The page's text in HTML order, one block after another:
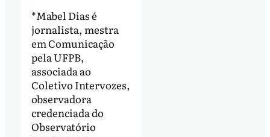
*Mabel Dias é
jornalista, mestra
em Comunicação
pela UFPB,
associada ao
Coletivo Intervozes,
observadora
credenciada do
Observatório